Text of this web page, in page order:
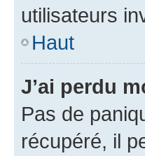
utilisateurs
Haut
J’ai perdu
Pas de
récupéré, il